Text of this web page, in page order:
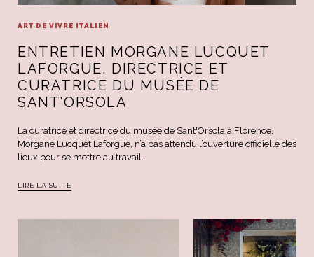
ART DE VIVRE ITALIEN
ENTRETIEN MORGANE LUCQUET
LAFORGUE, DIRECTRICE ET
CURATRICE DU MUSÉE DE
SANT’ORSOLA
La curatrice et directrice du musée de Sant'Orsola à Florence,
Morgane Lucquet Laforgue, n’a pas attendu l’ouverture officielle des
lieux pour se mettre au travail.
LIRE LA SUITE